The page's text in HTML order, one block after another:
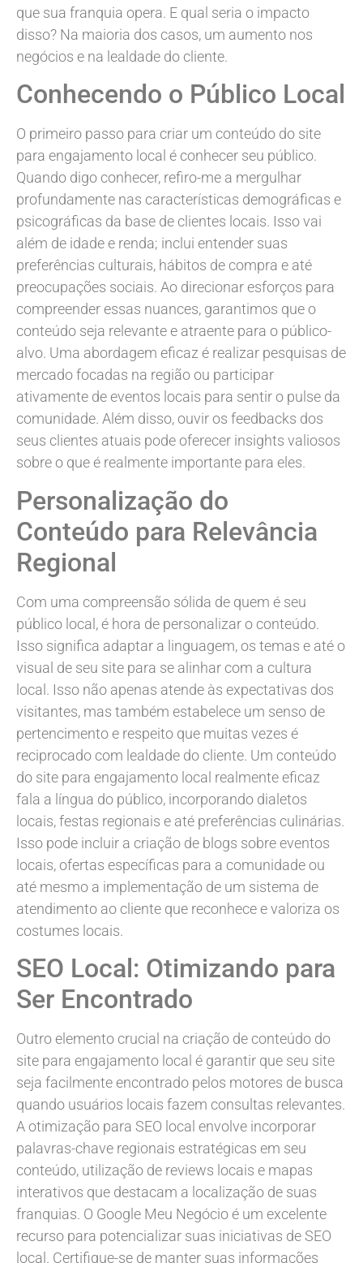
que sua franquia opera. E qual seria o impacto
disso? Na maioria dos casos, um aumento nos
negócios e na lealdade do cliente.
Conhecendo o Público Local
O primeiro passo para criar um conteúdo do site
para engajamento local é conhecer seu público.
Quando digo conhecer, refiro-me a mergulhar
profundamente nas características demográficas e
psicográficas da base de clientes locais. Isso vai
além de idade e renda; inclui entender suas
preferências culturais, hábitos de compra e até
preocupações sociais. Ao direcionar esforços para
compreender essas nuances, garantimos que o
conteúdo seja relevante e atraente para o público-
alvo. Uma abordagem eficaz é realizar pesquisas de
mercado focadas na região ou participar
ativamente de eventos locais para sentir o pulse da
comunidade. Além disso, ouvir os feedbacks dos
seus clientes atuais pode oferecer insights valiosos
sobre o que é realmente importante para eles.
Personalização do
Conteúdo para Relevância
Regional
Com uma compreensão sólida de quem é seu
público local, é hora de personalizar o conteúdo.
Isso significa adaptar a linguagem, os temas e até o
visual de seu site para se alinhar com a cultura
local. Isso não apenas atende às expectativas dos
visitantes, mas também estabelece um senso de
pertencimento e respeito que muitas vezes é
reciprocado com lealdade do cliente. Um conteúdo
do site para engajamento local realmente eficaz
fala a língua do público, incorporando dialetos
locais, festas regionais e até preferências culinárias.
Isso pode incluir a criação de blogs sobre eventos
locais, ofertas específicas para a comunidade ou
até mesmo a implementação de um sistema de
atendimento ao cliente que reconhece e valoriza os
costumes locais.
SEO Local: Otimizando para
Ser Encontrado
Outro elemento crucial na criação de conteúdo do
site para engajamento local é garantir que seu site
seja facilmente encontrado pelos motores de busca
quando usuários locais fazem consultas relevantes.
A otimização para SEO local envolve incorporar
palavras-chave regionais estratégicas em seu
conteúdo, utilização de reviews locais e mapas
interativos que destacam a localização de suas
franquias. O Google Meu Negócio é um excelente
recurso para potencializar suas iniciativas de SEO
local. Certifique-se de manter suas informações